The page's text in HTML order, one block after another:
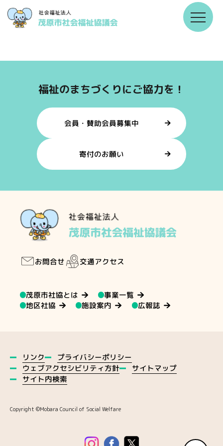
ダウンロードファイル
無効なファイルです。
福祉のまちづくりにご協力を！
会員・賛助会員募集中
寄付のお願い
お問合せ 交通アクセス
茂原市社協とは
事業一覧
地区社協
施設案内 広報誌
リンク プライバシーポリシー
ウェブアクセシビリティ方針
サイトマップ
サイト内検索
Copyright ©️Mobara Council of Social Welfare